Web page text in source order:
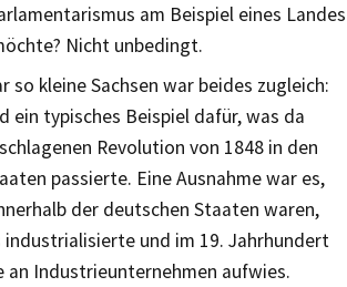
am Beispiel eines Landes
Nicht unbedingt.
so kleine Sachsen war beides zugleich:
ein typisches Beispiel dafür, was da
Revolution von 1848 in den
passierte. Eine Ausnahme war es,
der deutschen Staaten waren,
industrialisierte und im 19. Jahrhundert
an Industrieunternehmen aufwies.